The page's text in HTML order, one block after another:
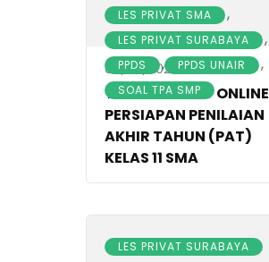
LES PRIVAT SMA ,
LES PRIVAT SURABAYA ,
PPDS , PPDS UNAIR ,
SOAL TPA SMP
06/03/2022
TUTOR PRIVAT ONLINE
PERSIAPAN PENILAIAN
AKHIR TAHUN (PAT)
KELAS 11 SMA
LES PRIVAT SURABAYA